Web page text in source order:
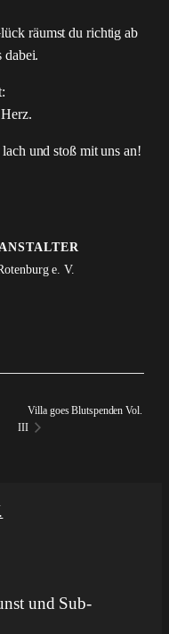
räumst du richtig ab
dabei.
und stoß mit uns an!
e. V.
Villa goes Blutspenden Vol.
III
und Sub-